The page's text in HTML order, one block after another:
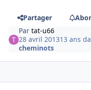
Partager
Partat-u66
28 avril 201313 ans
cheminots